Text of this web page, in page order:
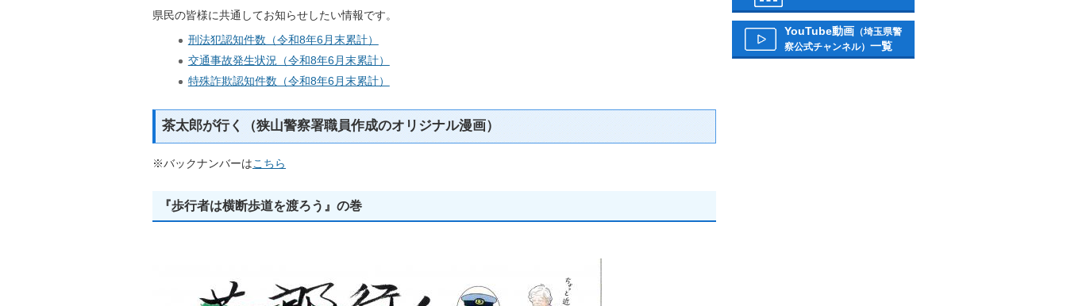
県民の皆様に共通してお知らせしたい情報です。
刑法犯認知件数（令和8年6月末累計）
交通事故発生状況（令和8年6月末累計）
特殊詐欺認知件数（令和8年6月末累計）
茶太郎が行く（狭山警察署職員作成のオリジナル漫画）
※バックナンバーはこちら
『歩行者は横断歩道を渡ろう』の巻
YouTube動画 （埼玉県警
察公式チャンネル） 一覧